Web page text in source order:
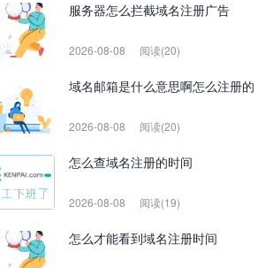
服务器怎么拦截域名注册广告
2026-08-08 阅读(20)
域名邮箱是什么意思啊怎么注册的
2026-08-08 阅读(20)
怎么查域名注册的时间
2026-08-08 阅读(19)
怎么才能看到域名注册时间